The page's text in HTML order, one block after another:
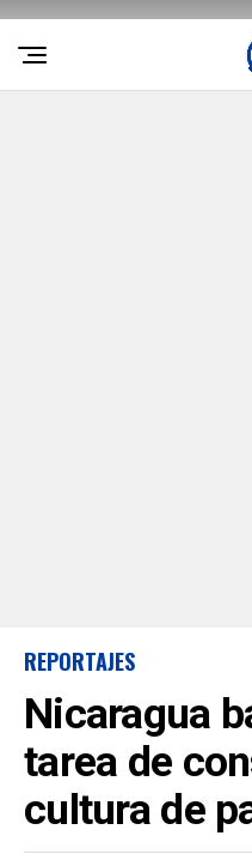
REPORTAJES
Nicaragua
tarea de
cultura de